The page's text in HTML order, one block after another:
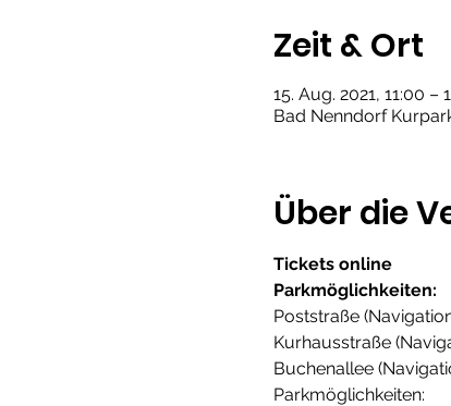
Zeit & Ort
15. Aug. 2021, 11:00 –
Bad Nenndorf
Über die
Tickets online
Parkmöglichkeiten:
Poststraße
Kurhausstraße
Buchenallee
Parkmöglichkeiten: